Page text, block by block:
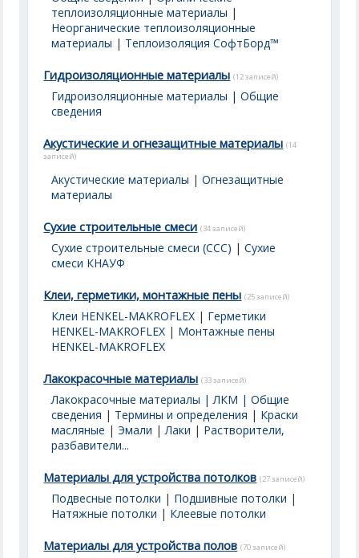
теплоизоляционные материалы |
Неорганические теплоизоляционные
материалы | Теплоизоляция СофтБорд™
Гидроизоляционные материалы (12 записей)
Гидроизоляционные материалы | Общие
сведения
Акустические и огнезащитные материалы (14
записей)
Акустические материалы |Огнезащитные
материалы
Сухие строительные смеси (34 записей)
Сухие строительные смеси (ССС) |Сухие
смеси КНАУФ
Клеи, герметики, монтажные пены (25 записей)
Клеи HENKEL-MAKROFLEX | Герметики
HENKEL-MAKROFLEX | Монтажные пены
HENKEL-MAKROFLEX
Лакокрасочные материалы (33 записей)
Лакокрасочные материалы | ЛКМ | Общие
сведения | Термины и определения | Краски
масляные |Эмали |Лаки | Растворители,
разбавители...
Материалы для устройства потолков (27 записей)
Подвесные потолки | Подшивные потолки |
Натяжные потолки | Клеевые потолки
Материалы для устройства полов (70 записей)